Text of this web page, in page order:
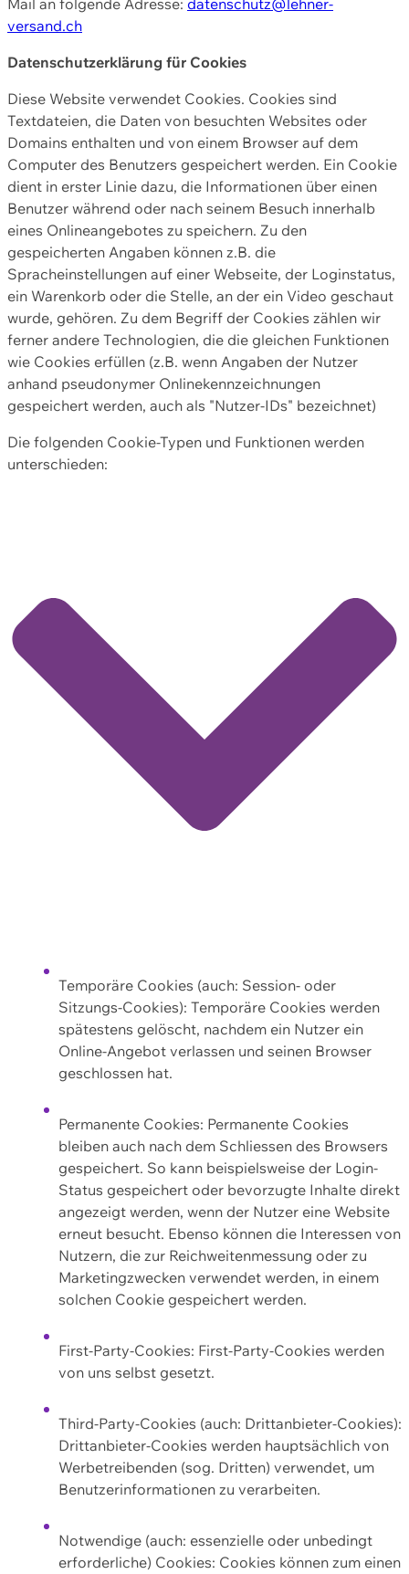
versand.ch
Datenschutzerklärung für Cookies
Diese Website verwendet Cookies. Cookies sind
Textdateien, die Daten von besuchten Websites oder
Domains enthalten und von einem Browser auf dem
Computer des Benutzers gespeichert werden. Ein Cookie
dient in erster Linie dazu, die Informationen über einen
Benutzer während oder nach seinem Besuch innerhalb
eines Onlineangebotes zu speichern. Zu den
gespeicherten Angaben können z.B. die
Spracheinstellungen auf einer Webseite, der Loginstatus,
ein Warenkorb oder die Stelle, an der ein Video geschaut
wurde, gehören. Zu dem Begriff der Cookies zählen wir
ferner andere Technologien, die die gleichen Funktionen
wie Cookies erfüllen (z.B. wenn Angaben der Nutzer
anhand pseudonymer Onlinekennzeichnungen
gespeichert werden, auch als "Nutzer-IDs" bezeichnet)
Die folgenden Cookie-Typen und Funktionen werden
unterschieden:
Temporäre Cookies (auch: Session- oder
Sitzungs-Cookies): Temporäre Cookies werden
spätestens gelöscht, nachdem ein Nutzer ein
Online-Angebot verlassen und seinen Browser
geschlossen hat.
Permanente Cookies: Permanente Cookies
bleiben auch nach dem Schliessen des Browsers
gespeichert. So kann beispielsweise der Login-
Status gespeichert oder bevorzugte Inhalte direkt
angezeigt werden, wenn der Nutzer eine Website
erneut besucht. Ebenso können die Interessen von
Nutzern, die zur Reichweitenmessung oder zu
Marketingzwecken verwendet werden, in einem
solchen Cookie gespeichert werden.
First-Party-Cookies: First-Party-Cookies werden
von uns selbst gesetzt.
Third-Party-Cookies (auch: Drittanbieter-Cookies):
Drittanbieter-Cookies werden hauptsächlich von
Werbetreibenden (sog. Dritten) verwendet, um
Benutzerinformationen zu verarbeiten.
Notwendige (auch: essenzielle oder unbedingt
erforderliche) Cookies: Cookies können zum einen